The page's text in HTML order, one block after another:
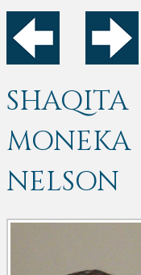
SHAQITA
MONEKA
NELSON